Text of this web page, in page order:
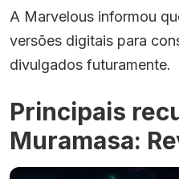
A Marvelous informou
versões digitais para
divulgados futuramente.
Principais
Muramasa: